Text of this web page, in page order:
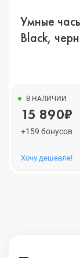
Умные
Black,
В НАЛИЧИИ
15 890₽
+159 бонусов
Хочу дешевле!